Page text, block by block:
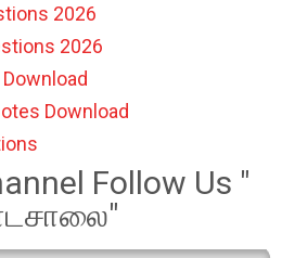
2026
2026
Download
Follow Us "